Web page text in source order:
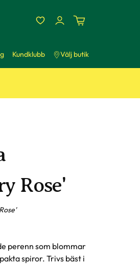
Kundklubb Välj butik
Rose'
perenn som blommar
spiror. Trivs bäst i